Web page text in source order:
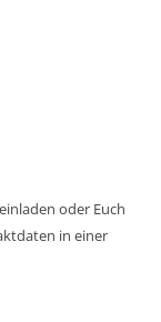
oder Euch
in einer